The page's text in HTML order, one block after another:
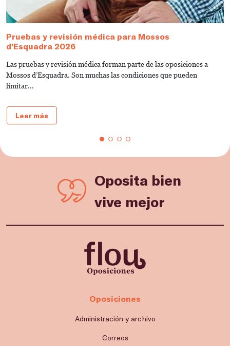
Pruebas y revisión médica para Mossos
d’Esquadra 2026
Las pruebas y revisión médica forman parte de las oposiciones a
Mossos d’Esquadra. Son muchas las condiciones que pueden
limitar...
Leer más
Oposita bien
vive mejor
Oposiciones
Administración y archivo
Correos